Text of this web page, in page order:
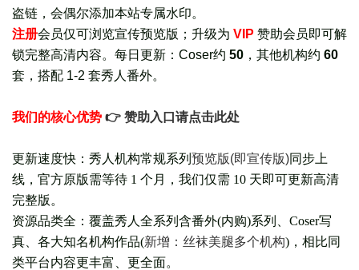
盗链，会偶尔添加本站专属水印。
注册会员仅可浏览宣传预览版 ； 升级为 VIP 赞助会员即可解
锁完整高清内容。每日更新： Coser约 50 ，其他机构约 60
套， 搭配 1-2 套秀人番外。
我们的核心优势 👉 赞助入口请点击此处
更新速度快：秀人机构常规系列 预览版(即宣传版)同步上
线，官方原版需等待 1 个月，我们仅需 10 天即可更新高清
完整版。
资源品类全：覆盖秀人全系列含番外(内购)系列、Coser写
真、各大知名机构作品(新增：丝袜美腿多个机构)，相比同
类平台内容更丰富、更全面。